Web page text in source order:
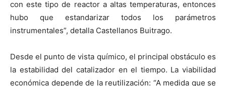
con este tipo de reactor a altas temperaturas, entonces
hubo que estandarizar todos los parámetros
instrumentales”, detalla Castellanos Buitrago.
Desde el punto de vista químico, el principal obstáculo es
la estabilidad del catalizador en el tiempo. La viabilidad
económica depende de la reutilización: “A medida que se